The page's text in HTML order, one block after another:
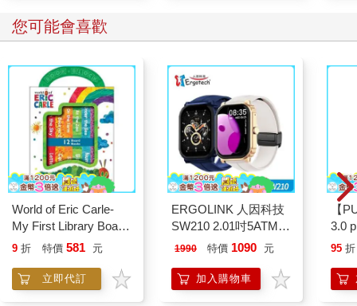
您可能會喜歡
World of Eric Carle-
My First Library Board
Book Block Set
9 折 特價 581 元
立即代訂
ERGOLINK 人因科技
SW210 2.01吋5ATM游
泳心率血氧藍牙通話腕
1990 特價 1090 元
加入購物車
【
3.0
黑
95 折